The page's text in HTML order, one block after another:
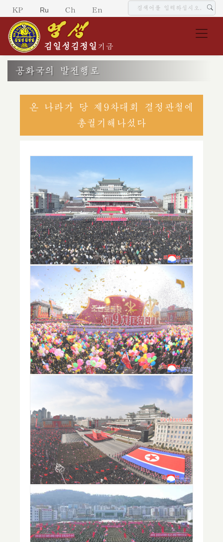
KP Ru Ch En
김일성 김정일 기금
공화국의 발전행로
온 나라가 당 제9차대회 결정관철에
총궐기해나섰다